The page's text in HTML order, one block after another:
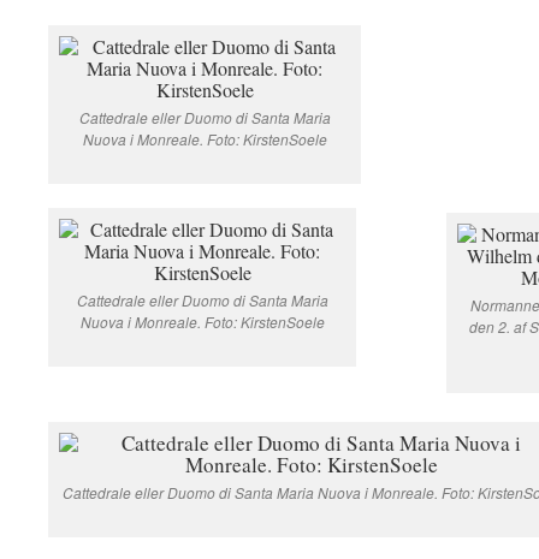
Cattedrale eller Duomo di Santa Maria
Nuova i Monreale. Foto: KirstenSoele
den 2. af
Cattedrale eller Duomo di Santa Maria
Nuova i Monreale. Foto: KirstenSoele
Cattedrale eller Duomo di Santa Maria Nuova i Monreale. Foto: